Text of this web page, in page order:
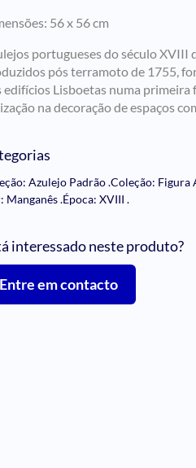
56 x 56 cm
portugueses do século XVIII
pós terramoto de 1755,
edifícios Lisboetas numa primeira
na decoração de espaços
Azulejo Padrão.Coleção: Figura
Manganês.Época: XVIII.
interessado neste produto?
Entre em contacto